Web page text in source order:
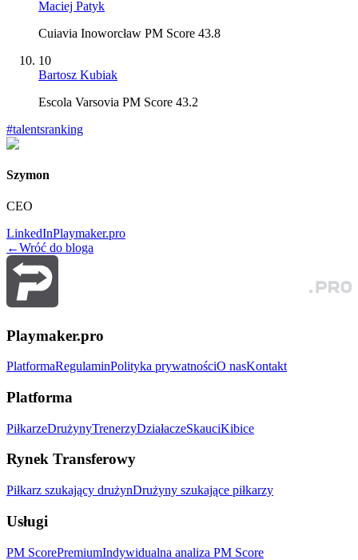
Maciej Patyk
Cuiavia Inoworcław PM Score 43.8
10
Bartosz Kubiak
Escola Varsovia PM Score 43.2
#talentsranking
Szymon
CEO
LinkedInPlaymaker.pro
←Wróć do bloga
Playmaker.pro
PlatformaRegulaminPolityka prywatnościO nasKontakt
Platforma
PiłkarzeDrużynyTrenerzyDziałaczeSkauciKibice
Rynek Transferowy
Piłkarz szukający drużynDrużyny szukające piłkarzy
Usługi
PM ScorePremiumIndywidualna analiza PM Score